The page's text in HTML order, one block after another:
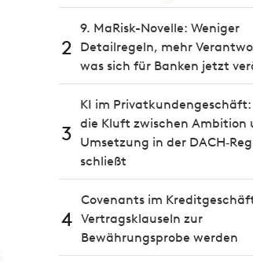
2
9. MaRisk-Novelle: Weniger
Detailregeln, mehr
was sich für Banken jetzt
3
KI im Privatkundengeschäft:
die Kluft zwischen Ambition
Umsetzung in der
schließt
4
Covenants im
Vertragsklauseln zur
Bewährungsprobe werden